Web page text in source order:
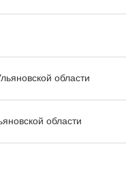
области
области